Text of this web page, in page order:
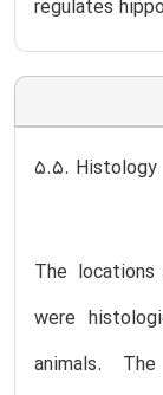
regulates
5.5. Histology
The
were
animals.